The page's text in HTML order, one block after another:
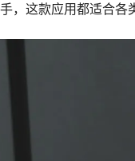
，这款应用都适合